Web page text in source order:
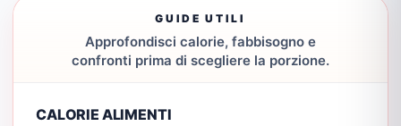
GUIDE UTILI
Approfondisci calorie, fabbisogno e
confronti prima di scegliere la porzione.
CALORIE ALIMENTI